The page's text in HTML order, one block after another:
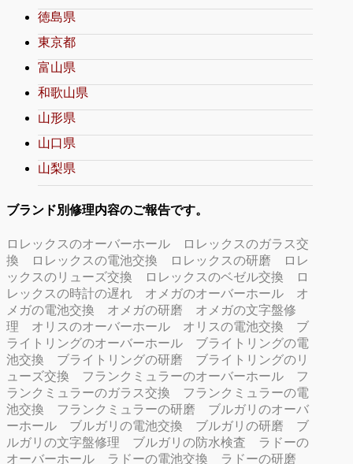
徳島県
東京都
富山県
和歌山県
山形県
山口県
山梨県
ブランド別修理内容のご報告です。
ロレックスのオーバーホール
ロレックスのガラス交
換
ロレックスの電池交換 ロレックスの研磨
ロレ
ックスのリューズ交換
ロレックスのベゼル交換
ロ
レックスの時計の遅れ
オメガのオーバーホール
オ
メガの電池交換
オメガの研磨
オメガの文字盤修
理
オリスのオーバーホール オリスの電池交換
ブ
ライトリングのオーバーホール
ブライトリングの電
池交換
ブライトリングの研磨
ブライトリングのリ
ューズ交換
フランクミュラーのオーバーホール
フ
ランクミュラーのガラス交換
フランクミュラーの電
池交換
フランクミュラーの研磨
ブルガリのオーバ
ーホール
ブルガリの電池交換 ブルガリの研磨
ブ
ルガリの文字盤修理
ブルガリの防水検査
ラドーの
オーバーホール
ラドーの電池交換 ラドーの研磨